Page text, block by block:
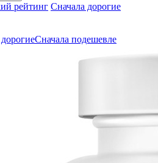
рейтинг Сначала дорогие
Сначала подешевле